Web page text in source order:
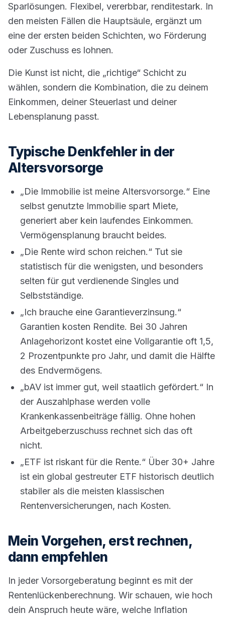
Sparlösungen. Flexibel, vererbbar, renditestark. In
den meisten Fällen die Hauptsäule, ergänzt um
eine der ersten beiden Schichten, wo Förderung
oder Zuschuss es lohnen.
Die Kunst ist nicht, die „richtige“ Schicht zu
wählen, sondern die Kombination, die zu deinem
Einkommen, deiner Steuerlast und deiner
Lebensplanung passt.
Typische Denkfehler in der
Altersvorsorge
„Die Immobilie ist meine Altersvorsorge.“ Eine
selbst genutzte Immobilie spart Miete,
generiert aber kein laufendes Einkommen.
Vermögensplanung braucht beides.
„Die Rente wird schon reichen.“ Tut sie
statistisch für die wenigsten, und besonders
selten für gut verdienende Singles und
Selbstständige.
„Ich brauche eine Garantieverzinsung.“
Garantien kosten Rendite. Bei 30 Jahren
Anlagehorizont kostet eine Vollgarantie oft 1,5,
2 Prozentpunkte pro Jahr, und damit die Hälfte
des Endvermögens.
„bAV ist immer gut, weil staatlich gefördert.“ In
der Auszahlphase werden volle
Krankenkassenbeiträge fällig. Ohne hohen
Arbeitgeberzuschuss rechnet sich das oft
nicht.
„ETF ist riskant für die Rente.“ Über 30+ Jahre
ist ein global gestreuter ETF historisch deutlich
stabiler als die meisten klassischen
Rentenversicherungen, nach Kosten.
Mein Vorgehen, erst rechnen,
dann empfehlen
In jeder Vorsorgeberatung beginnt es mit der
Rentenlückenberechnung. Wir schauen, wie hoch
dein Anspruch heute wäre, welche Inflation